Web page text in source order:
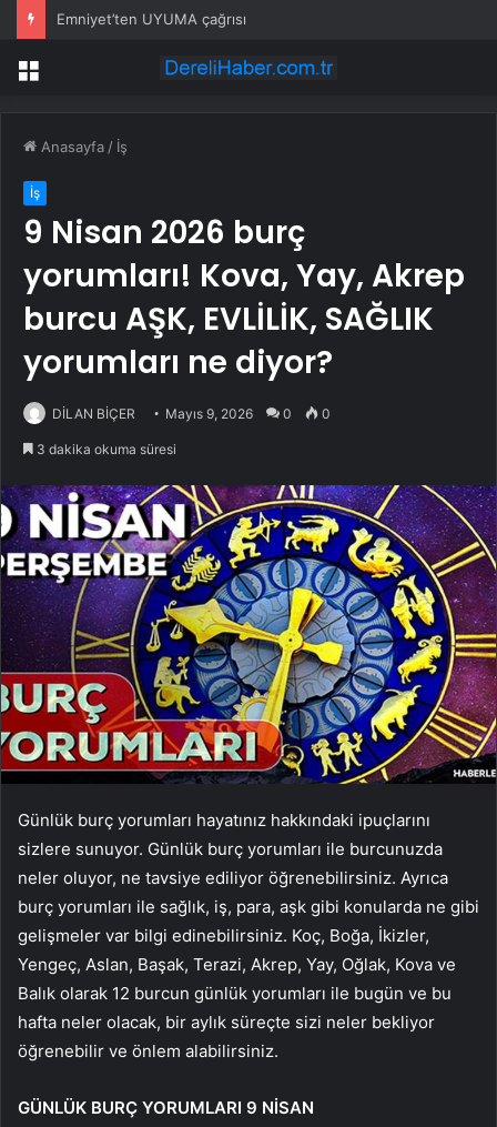
Emniyet’ten UYUMA çağrısı
Menü
Anasayfa / İş
İş
9 Nisan 2026 burç
yorumları! Kova, Yay, Akrep
burcu AŞK, EVLİLİK, SAĞLIK
yorumları ne diyor?
DİLAN BİÇER Mayıs 9, 2026 0 0
3 dakika okuma süresi
Günlük burç yorumları hayatınız hakkındaki ipuçlarını
sizlere sunuyor. Günlük burç yorumları ile burcunuzda
neler oluyor, ne tavsiye ediliyor öğrenebilirsiniz. Ayrıca
burç yorumları ile sağlık, iş, para, aşk gibi konularda ne gibi
gelişmeler var bilgi edinebilirsiniz. Koç, Boğa, İkizler,
Yengeç, Aslan, Başak, Terazi, Akrep, Yay, Oğlak, Kova ve
Balık olarak 12 burcun günlük yorumları ile bugün ve bu
hafta neler olacak, bir aylık süreçte sizi neler bekliyor
öğrenebilir ve önlem alabilirsiniz.
GÜNLÜK BURÇ YORUMLARI 9 NİSAN